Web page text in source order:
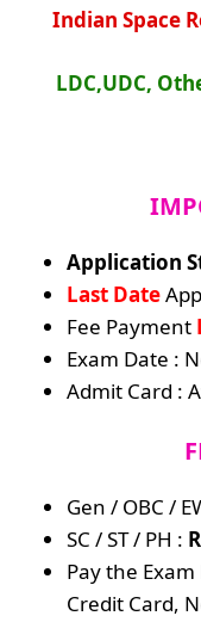
Indian Space
LDC,UDC,
Application
Last Date
Fee Payment
Exam Date :
Admit Card :
Gen / OBC /
SC / ST / PH :
Pay the
Credit Card,